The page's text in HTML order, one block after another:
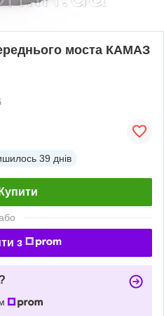
моста КАМАЗ
39 днів
Купити
з